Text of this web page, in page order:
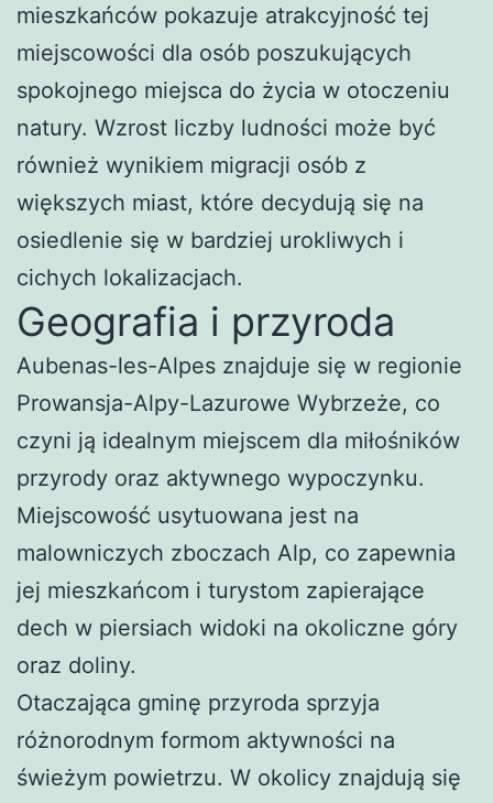
mieszkańców pokazuje atrakcyjność tej
miejscowości dla osób poszukujących
spokojnego miejsca do życia w otoczeniu
natury. Wzrost liczby ludności może być
również wynikiem migracji osób z
większych miast, które decydują się na
osiedlenie się w bardziej urokliwych i
cichych lokalizacjach.
Geografia i przyroda
Aubenas-les-Alpes znajduje się w regionie
Prowansja-Alpy-Lazurowe Wybrzeże, co
czyni ją idealnym miejscem dla miłośników
przyrody oraz aktywnego wypoczynku.
Miejscowość usytuowana jest na
malowniczych zboczach Alp, co zapewnia
jej mieszkańcom i turystom zapierające
dech w piersiach widoki na okoliczne góry
oraz doliny.
Otaczająca gminę przyroda sprzyja
różnorodnym formom aktywności na
świeżym powietrzu. W okolicy znajdują się